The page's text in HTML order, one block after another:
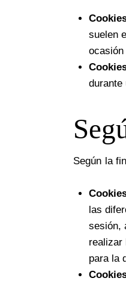
suelen
durante
Según la
las
sesión,
realizar
para la